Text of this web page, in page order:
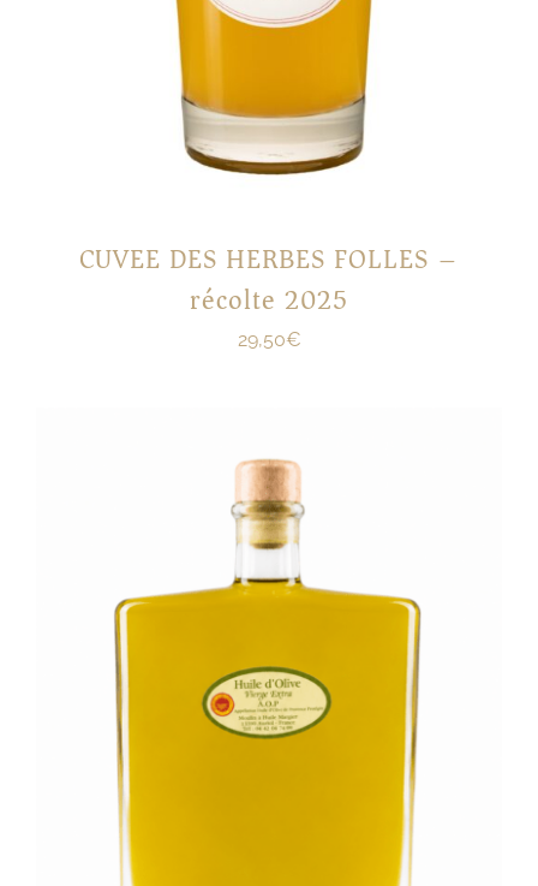
CUVEE DES HERBES FOLLES –
récolte 2025
29,50€